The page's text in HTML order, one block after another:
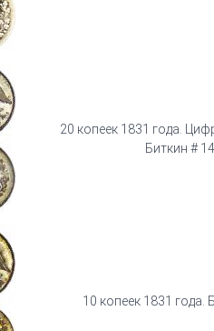
20 копеек 1831 года.
Биткин #
10 копеек 1831 года.